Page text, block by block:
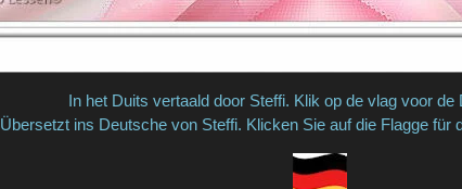
In het Duits vertaald door Steffi. Klik op de vlag voor de
Übersetzt ins Deutsche von Steffi. Klicken Sie auf die Flagge für